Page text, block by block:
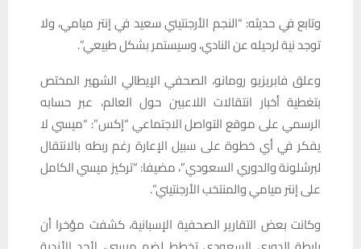
وتابع في حديثه: “النجم الأرجنتيني سعيد في إنتر ميامي، ولا
توجد نية لرحيله عن النادي، وسيستمر بشكل طبيعي”.
وعلق فابريزيو رومانو، الصحفي الإيطالي الشهير المختص
بتغطية أخبار انتقالات اللاعبين حول العالم، عبر حسابه
الرسمي على موقع التواصل الاجتماعي “إكس”: “ميسي لا
يفكر في أي خطوة على سبيل الإعارة رغم ربطه بالانتقال
لبرشلونة والدوري السعودي”، مضيفا: “تركيز ميسي الكامل
على إنتر ميامي والمنتخب الأرجنتيني”.
وكانت بعض التقارير الصحفية الإسبانية، كشفت مؤخرا أن